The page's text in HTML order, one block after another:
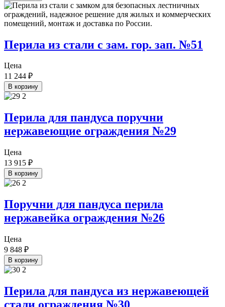
Перила из стали с зам. гор. зап. №51
Цена
11 244 ₽
В корзину
Перила для пандуса поручни
нержавеющие ограждения №29
Цена
13 915 ₽
В корзину
Поручни для пандуса перила
нержавейка ограждения №26
Цена
9 848 ₽
В корзину
Перила для пандуса из нержавеющей